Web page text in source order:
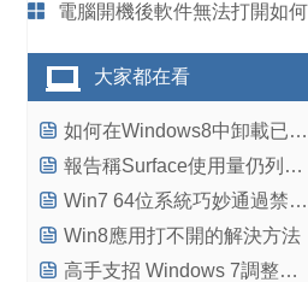
大家都在看
如何在Windows8中卸載已安裝的更新
報告稱Surface使用量仍列Win8設備之首
Win7 64位系統巧妙通過禁止nvcpl服務項加快開機速度
Win8應用打不開的解決方法
高手支招 Windows 7調整分區功能的步驟詳解